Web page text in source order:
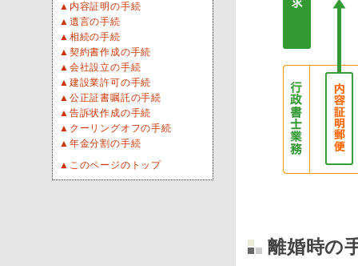
▲内容証明の手続
▲遺言の手続
▲相続の手続
▲契約書作成の手続
▲会社設立の手続
▲建設業許可の手続
▲公正証書嘱託の手続
▲告訴状作成の手続
▲クーリングオフの手続
▲年金分割の手続
▲このページのトップ
離婚時の